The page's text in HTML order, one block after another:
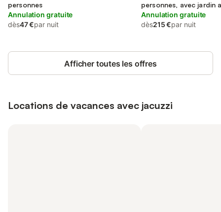
personnes
Annulation gratuite
dès47 €par nuit
personnes, avec jardin
terrasse et jacuzzi
Annulation gratuite
dès215 €par nuit
Afficher toutes les offres
Locations de vacances avec jacuzzi